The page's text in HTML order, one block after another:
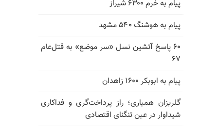
پیام به خرم ۶۳۰۰ شیراز
پیام به هوشنگ ۵۴۰ مشهد
۶۰ پاسخ آتشین نسل «سر موضع» به قتل‌عام
۶۷
پیام به ابوبکر ۱۶۰۰ زاهدان
گلریزان همیاری؛ راز پرداخت‌گری و فداکاری
شیداوار در عین تنگنای اقتصادی